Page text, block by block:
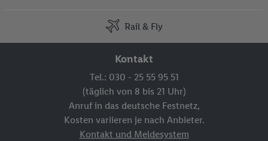
Rail & Fly
Kontakt
Tel.: 030 - 25 55 95 51
(täglich von 8 bis 21 Uhr)
Anruf in das deutsche Festnetz,
Kosten variieren je nach Anbieter.
Kontakt und Meldesystem